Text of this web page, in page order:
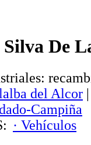
De
del Alcor |
Campiña
· Vehículos